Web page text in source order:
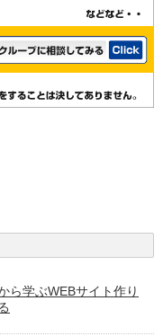
ら学ぶWEBサイト作り